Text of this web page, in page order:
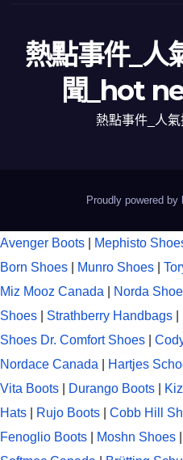
熱點事件_人
聞_hot
熱點事件_人
Proudly powered by
Avenger Boots Mephisto
Born Shoes
Munro Shoes
Miz Mooz Canada
Norda
Shoes
Strathberry Handbags
Shoes Dr. Comfort Shoes
Nordace Canada
Hartjes
Vita Boots
Durango Boots
Hats
Rujo Boots Cobb Hill
Fenoglio Boots
Moshn Shoes